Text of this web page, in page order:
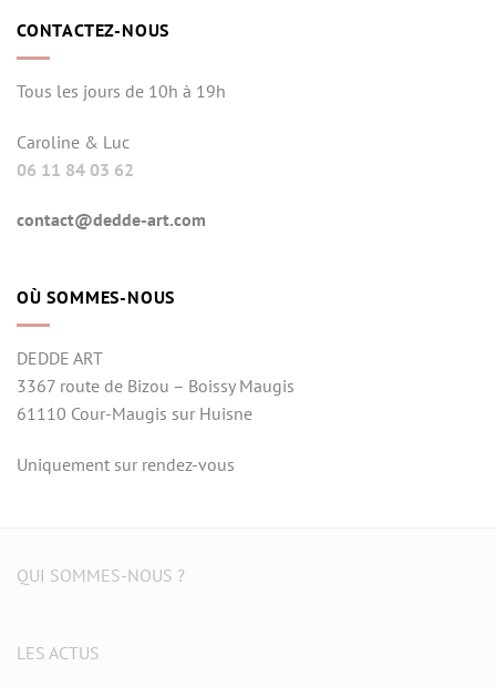
CONTACTEZ-NOUS
Tous les jours de 10h à 19h
Caroline & Luc
06 11 84 03 62
contact@dedde-art.com
OÙ SOMMES-NOUS
DEDDE ART
3367 route de Bizou – Boissy Maugis
61110 Cour-Maugis sur Huisne
Uniquement sur rendez-vous
QUI SOMMES-NOUS ?
LES ACTUS